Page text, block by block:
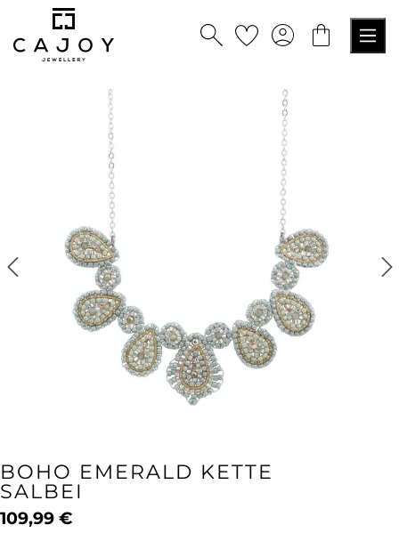
springen
BOHO EMERALD KETTE
SALBEI
109,99 €